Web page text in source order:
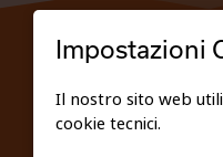
Impostazioni
Il nostro sito web
cookie tecnici.